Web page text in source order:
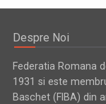
Despre Noi
Federatia Romana
1931 si este
Baschet (FIBA) din